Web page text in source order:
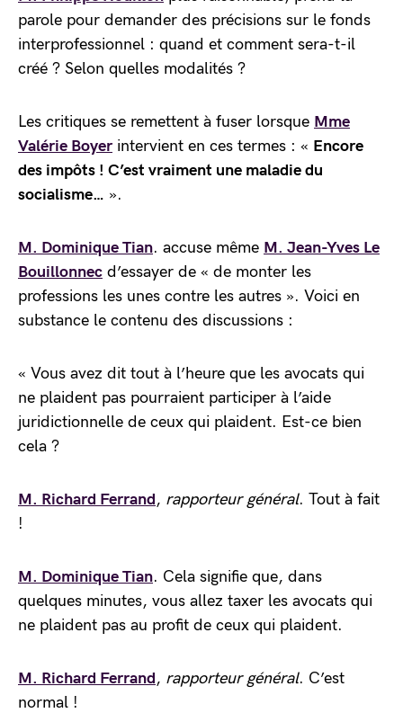
parole pour demander des précisions sur le fonds
interprofessionnel : quand et comment sera-t-il
créé ? Selon quelles modalités ?
Les critiques se remettent à fuser lorsque Mme
Valérie Boyerintervient en ces termes : « Encore
des impôts ! C’est vraiment une maladie du
socialisme… ».
M. Dominique Tian. accuse même M. Jean-Yves Le
Bouillonnec d’essayer de « de monter les
professions les unes contre les autres ». Voici en
substance le contenu des discussions :
« Vous avez dit tout à l’heure que les avocats qui
ne plaident pas pourraient participer à l’aide
juridictionnelle de ceux qui plaident. Est-ce bien
cela ?
M. Richard Ferrand, rapporteur général. Tout à fait
!
M. Dominique Tian. Cela signifie que, dans
quelques minutes, vous allez taxer les avocats qui
ne plaident pas au profit de ceux qui plaident.
M. Richard Ferrand, rapporteur général. C’est
normal !